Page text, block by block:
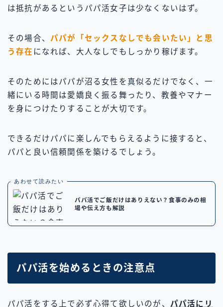
は抵抗があるというパパ活女子は少なくないはず。
その場合、 パパが「セックスなしでも会いたい」と思
う存在 になれば、大人なしでもしっかり稼げます。
そのためにはパパが沼る女性を真似るだけでなく、一
緒にいる時間は愛嬌良く振る舞ったり、教養やマナー
を身につけたりすることが大切です。
できるだけパパに楽しんでもらえるように接すると、
パパと良い信頼関係を築けるでしょう。
あわせて読みたい
パパ活でご飯だけはありえない？食事のみの相
場や伝え方も解説
パパ活を始めるときの注意点
パパ活をする上で必ず心得て欲しいのが、 パパ活にリ